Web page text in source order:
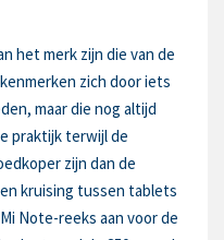
het merk zijn die van de
zich door iets
maar die nog altijd
praktijk terwijl de
zijn dan de
kruising tussen tablets
Note-reeks aan voor de